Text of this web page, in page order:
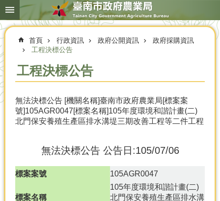
跳到主要內容區塊
搜
尋
進
局
簡
介
況
首頁 行政資訊 政府公開資訊
政府採購資訊
工程決標公告
工程決標公告
無法決標公告 [機關名稱]臺南市政府農業局[標案案
號]105AGR0047[標案名稱]105年度環境和諧計畫(二)
北門保安養殖生產區排水溝堤三期改善工程等二件工程
無法決標公告 公告日:105/07/06
標案案號 105AGR0047
標案名稱
105年度環境和諧計畫(二)
北門保安養殖生產區排水溝